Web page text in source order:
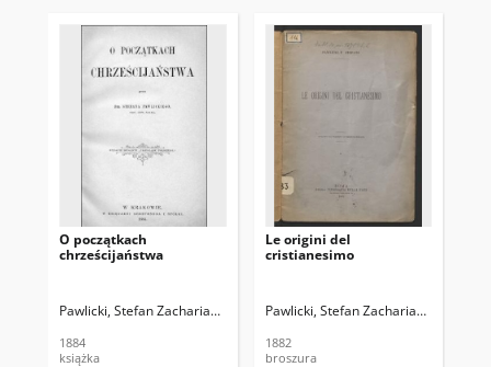
O początkach
chrześcijaństwa
Pawlicki, Stefan Zachariasz (1839-1916)
1884
książka
Le origini del
cristianesimo
Pawlicki, Stefan Zachariasz (1839-
1882
broszura